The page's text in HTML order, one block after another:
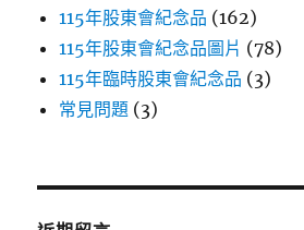
115年股東會紀念品 (162)
115年股東會紀念品圖片 (78)
115年臨時股東會紀念品 (3)
常見問題 (3)